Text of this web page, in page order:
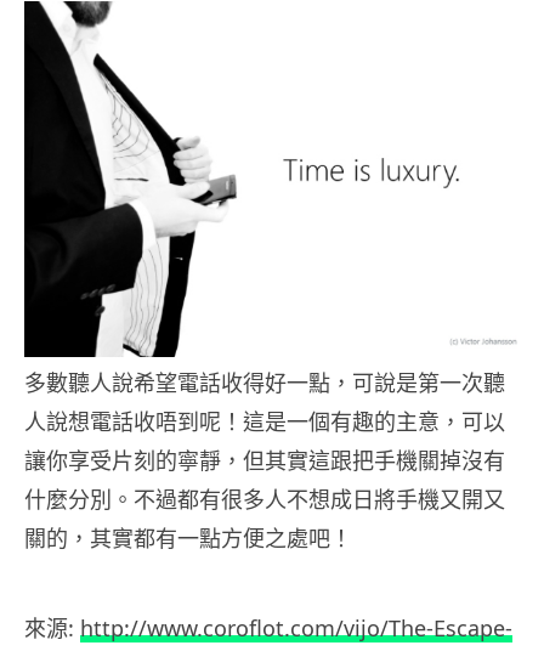
多數聽人說希望電話收得好一點，可說是第一次聽
人說想電話收唔到呢！這是一個有趣的主意，可以
讓你享受片刻的寧靜，但其實這跟把手機關掉沒有
什麼分別。不過都有很多人不想成日將手機又開又
關的，其實都有一點方便之處吧！
來源: http://www.coroflot.com/vijo/The-Escape-